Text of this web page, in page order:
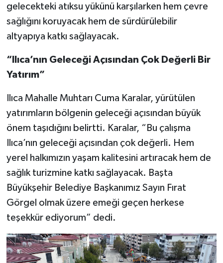
gelecekteki atıksu yükünü karşılarken hem çevre
sağlığını koruyacak hem de sürdürülebilir
altyapıya katkı sağlayacak.
“Ilıca’nın Geleceği Açısından Çok Değerli Bir
Yatırım”
Ilıca Mahalle Muhtarı Cuma Karalar, yürütülen
yatırımların bölgenin geleceği açısından büyük
önem taşıdığını belirtti. Karalar, “Bu çalışma
Ilıca’nın geleceği açısından çok değerli. Hem
yerel halkımızın yaşam kalitesini artıracak hem de
sağlık turizmine katkı sağlayacak. Başta
Büyükşehir Belediye Başkanımız Sayın Fırat
Görgel olmak üzere emeği geçen herkese
teşekkür ediyorum” dedi.